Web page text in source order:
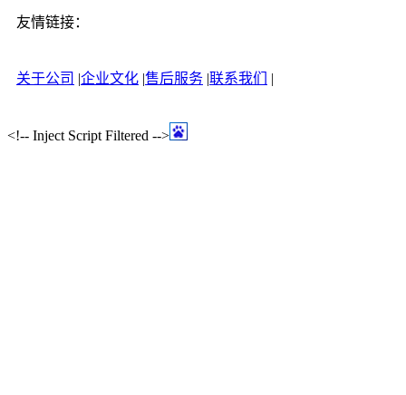
友情链接：
关于公司 |企业文化 |售后服务 |联系我们 |
<!-- Inject Script Filtered -->